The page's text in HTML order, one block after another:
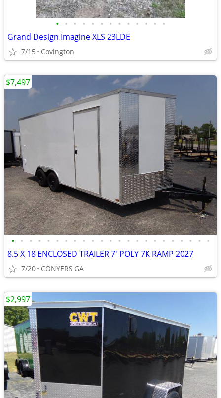
• • • • • • • • • • • • •
Grand Design Imagine XLS 23LDE
7/15 Covington
• • • • • • • • • • • • • • • • • • • • • • •
8.5 X 18 ENCLOSED TRAILER 7' POLY 7K RAMP 2027
7/20 CONYERS GA
$7,497
$2,997